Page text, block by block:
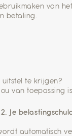
van
betaling.
te krijgen?
van toepassing
Je
automatisch